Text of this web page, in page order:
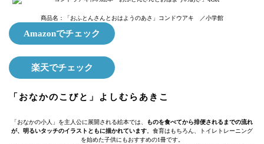
商品名：「おふとんさんとおはようのあさ」コンドウアキ ／小学館
Amazonでチェック
楽天でチェック
「おなかのこびと」よしむらあきこ
「おなかの小人」を主人公に展開される絵本では、
ものを食べてから排便されるまでの流れ
が、明るいタッチのイラストともに描かれています 。食育はもちろん、トイレトレーニング
を始めた子供にもおすすめの1冊です。